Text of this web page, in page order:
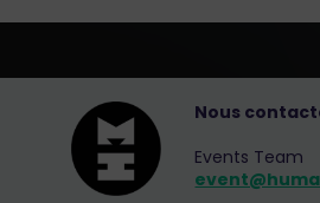
Nous
Events Team